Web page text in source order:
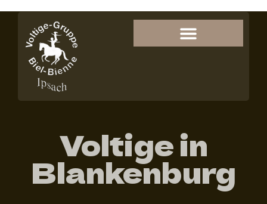
Voltige in
Blankenburg